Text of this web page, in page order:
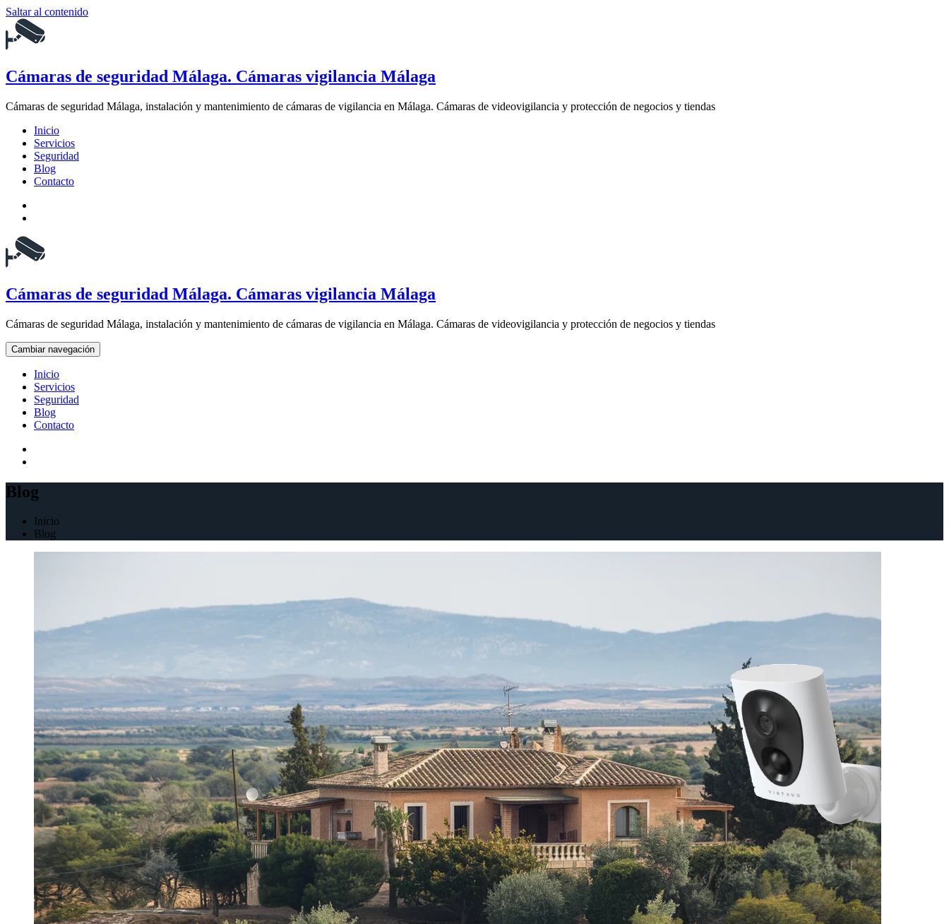
Saltar al contenido
Cámaras de seguridad Málaga. Cámaras vigilancia Málaga
Cámaras de seguridad Málaga, instalación y mantenimiento de cámaras de vigilancia en Málaga. Cámaras de videovigilancia y protección de negocios y tiendas
Inicio
Servicios
Seguridad
Blog
Contacto
Cámaras de seguridad Málaga. Cámaras vigilancia Málaga
Cámaras de seguridad Málaga, instalación y mantenimiento de cámaras de vigilancia en Málaga. Cámaras de videovigilancia y protección de negocios y tiendas
Cambiar navegación
Inicio
Servicios
Seguridad
Blog
Contacto
Blog
Inicio
Blog